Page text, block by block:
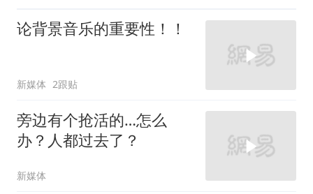
论背景音乐的重要性！！
新媒体 2跟贴
旁边有个抢活的…怎么
办？人都过去了？
新媒体